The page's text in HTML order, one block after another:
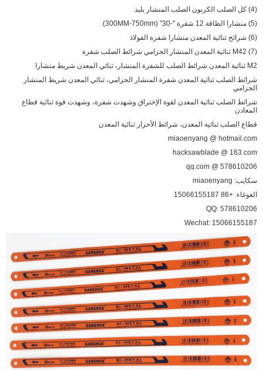
(4) كل الصلب الكربون الصلب المنشار بليد
(5) منشارا الطاقة 12 شفرة "-30" (300MM-750mm).
(6) شرائح ثنائية المعدن منشارا شفرة الفولاذ
(7) M42 ثنائية المعدن المنشار الحزامي شرائط الصلب شفرة
M2 ثنائية المعدن شرائط الصلب للشفرة المنشار، ثنائي المعدن شريط منشارا
شرائط الصلب ثنائية المعدن شفرة المنشار الحزامي، ثنائي المعدن شريط المنشار
الحزامي
شرائط الصلب ثنائية المعدن لقوة الإختراق وشهدت شفرة، وشهدت قوة ثنائية قطاع
المعادن
قطاع الصلب ثنائية المعدن، شرائط الأحرار ثنائية المعدن
miaoenyang @ hotmail.com
hacksawblade @ 163.com
578610206 @ qq.com
سكايب: miaoenyang
الغوغاء: +86 15066155187
QQ: 578610206
Wechat: 15066155187